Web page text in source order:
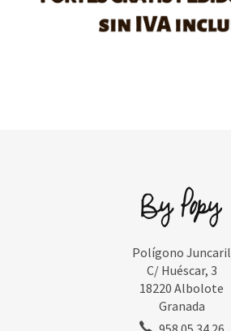
Polígono Juncaril
C/ Huéscar, 3
18220 Albolote
Granada